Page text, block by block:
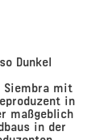
Dunkel
Siembra mit
in
maßgeblich
in der